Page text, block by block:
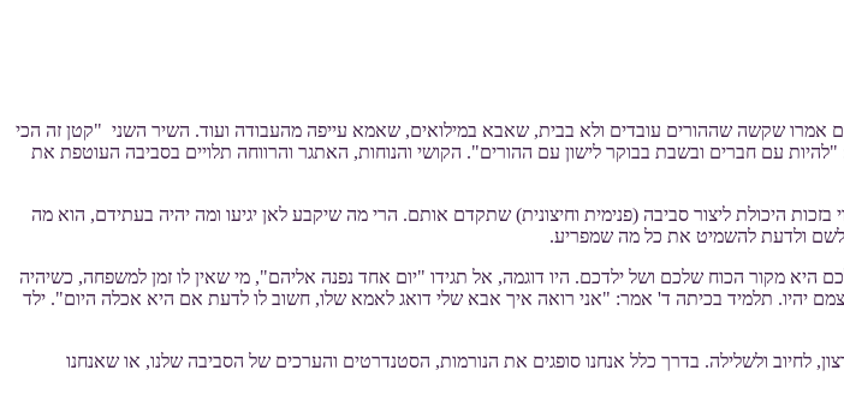
אמרו שקשה שההורים עובדים ולא בבית, שאבא במילואים, שאמא עייפה מהעבודה ועוד. השיר השני "קטן זה הכי
עם חברים ובשבת בבוקר לישון עם ההורים". הקושי והנוחות, האתגר והרווחה תלויים בסביבה העוטפת את
היכולת ליצור סביבה (פנימית וחיצונית) שתקדם אותם. הרי מה שיקבע לאן יגיעו ומה יהיה בעתידם, הוא מה
לשם ולדעת להשמיט את כל מה שמפריע.
מקור הכוח שלכם ושל ילדכם. היו דוגמה, אל תגידו "יום אחד נפנה אליהם", מי שאין לו זמן למשפחה, כשיהיה
יהיו. תלמיד בכיתה ד' אמר: "אני רואה איך אבא שלי דואג לאמא שלו, חשוב לו לדעת אם היא אכלה היום". ילד
לחיוב ולשלילה. בדרך כלל אנחנו סופגים את הנורמות, הסטנדרטים והערכים של הסביבה שלנו, או שאנחנו